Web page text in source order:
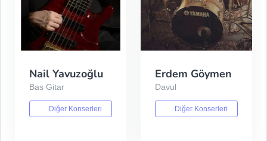
Nail Yavuzoğlu
Bas Gitar
Diğer Konserleri
Erdem Göymen
Davul
Diğer Konserleri